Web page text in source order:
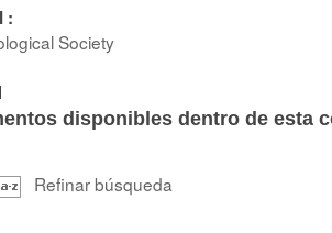
:
Society
disponibles dentro de esta
Refinar búsqueda